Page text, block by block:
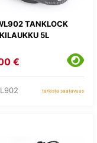
TANKLOCK
5L
€
tarkista saatavuus